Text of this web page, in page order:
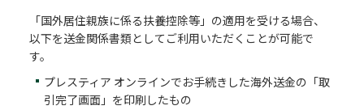
「国外居住親族に係る扶養控除等」の適用を受ける場合、
以下を送金関係書類としてご利用いただくことが可能で
す。
プレスティア オンラインでお手続きした海外送金の「取
引完了画面」を印刷したもの